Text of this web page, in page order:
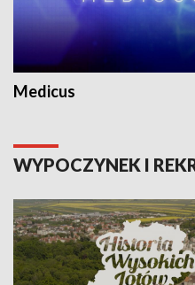
Medicus
WYPOCZYNEK I